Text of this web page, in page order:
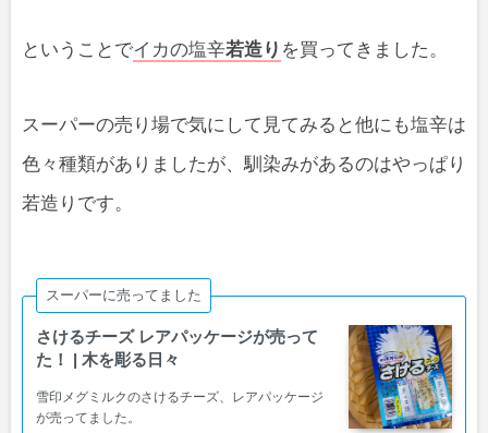
ということでイカの塩辛若造り を買ってきました。
スーパーの売り場で気にして見てみると他にも塩辛は
色々種類がありましたが、馴染みがあるのはやっぱり
若造りです。
スーパーに売ってました
さけるチーズ レアパッケージが売って
た！ | 木を彫る日々
雪印メグミルクのさけるチーズ、レアパッケージ
が売ってました。